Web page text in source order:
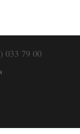
033 79 00